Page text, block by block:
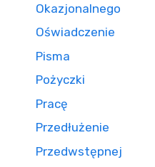
Okazjonalnego
Oświadczenie
Pisma
Pożyczki
Pracę
Przedłużenie
Przedwstępnej